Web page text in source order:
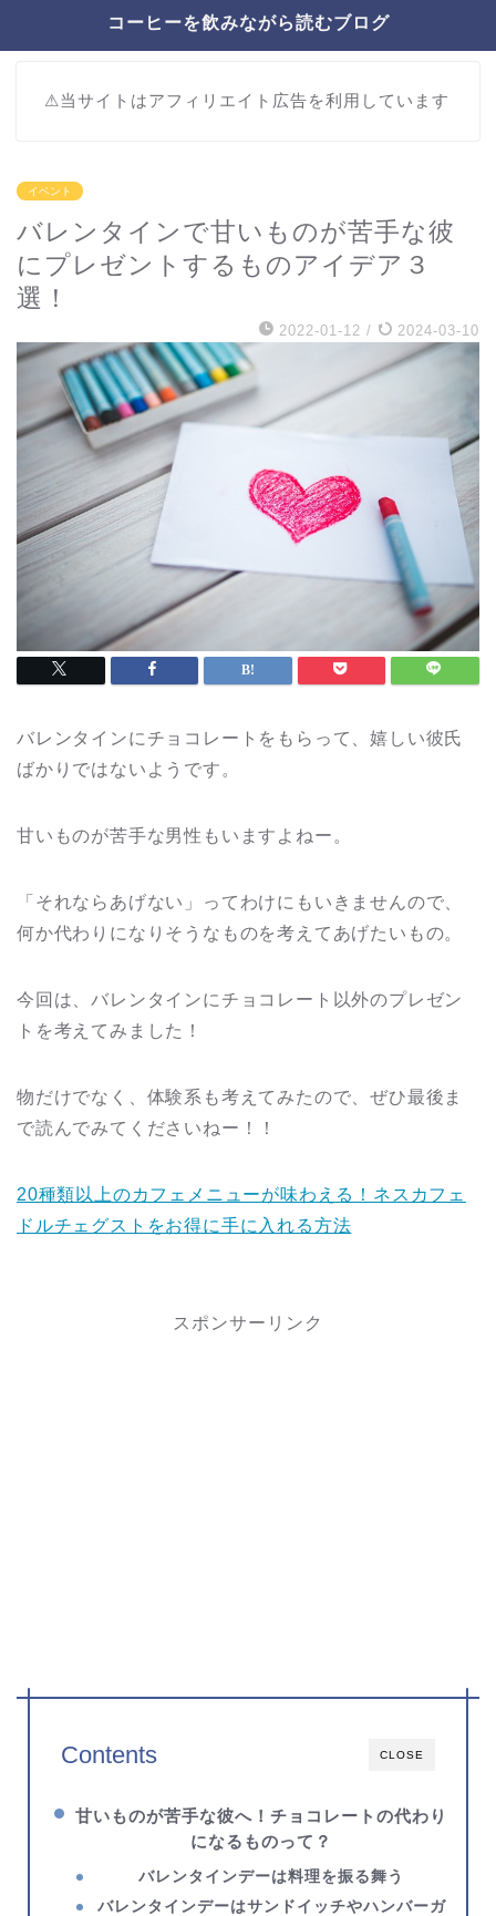
コーヒーを飲みながら読むブログ
⚠︎当サイトはアフィリエイト広告を利用しています
イベント
バレンタインで甘いものが苦手な彼
にプレゼントするものアイデア３
選！
2022-01-12 / 2024-03-10
バレンタインにチョコレートをもらって、嬉しい彼氏
ばかりではないようです。
甘いものが苦手な男性もいますよねー。
「それならあげない」ってわけにもいきませんので、
何か代わりになりそうなものを考えてあげたいもの。
今回は、バレンタインにチョコレート以外のプレゼン
トを考えてみました！
物だけでなく、体験系も考えてみたので、ぜひ最後ま
で読んでみてくださいねー！！
20種類以上のカフェメニューが味わえる！ネスカフェ
ドルチェグストをお得に手に入れる方法
スポンサーリンク
CLOSE
Contents
甘いものが苦手な彼へ！チョコレートの代わり
になるものって？
バレンタインデーは料理を振る舞う
バレンタインデーはサンドイッチやハンバーガ